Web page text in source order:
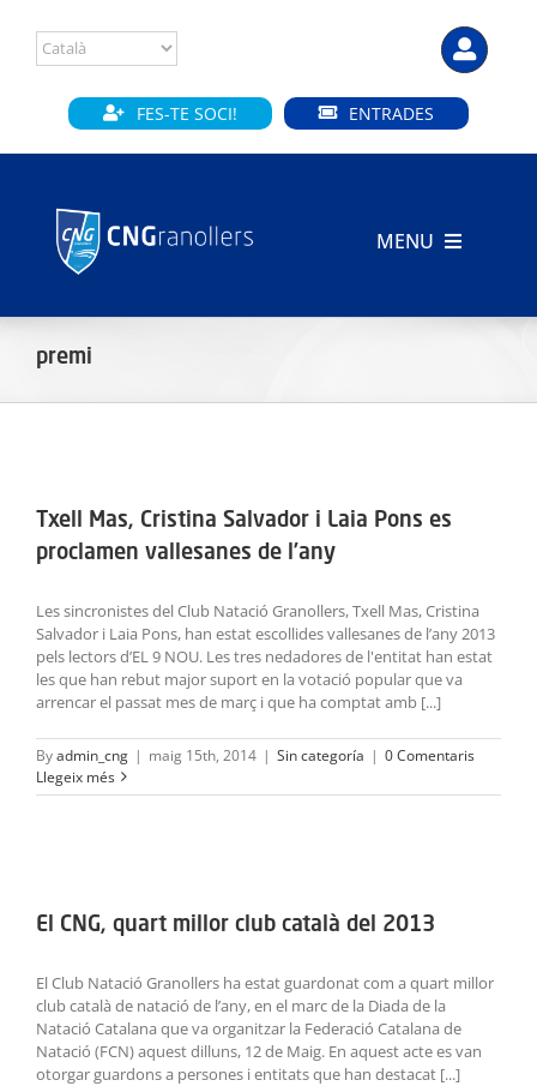
content
FES-TE SOCI! ENTRADES
MENU
CLUB
ACTIVITATS
SERVEIS
INFANTS
BLOG
EMPRESES
TREBALLA AMB NOSALTRES!
premi
Txell Mas, Cristina Salvador i Laia Pons es
proclamen vallesanes de l’any
Les sincronistes del Club Natació Granollers, Txell Mas, Cristina
Salvador i Laia Pons, han estat escollides vallesanes de l’any 2013
pels lectors d’EL 9 NOU. Les tres nedadores de l'entitat han estat
les que han rebut major suport en la votació popular que va
arrencar el passat mes de març i que ha comptat amb [...]
Byadmin_cng | maig 15th, 2014 | Sin categoría | 0 Comentaris
Llegeix més
El CNG, quart millor club català del 2013
El Club Natació Granollers ha estat guardonat com a quart millor
club català de natació de l’any, en el marc de la Diada de la
Natació Catalana que va organitzar la Federació Catalana de
Natació (FCN) aquest dilluns, 12 de Maig. En aquest acte es van
otorgar guardons a persones i entitats que han destacat [...]